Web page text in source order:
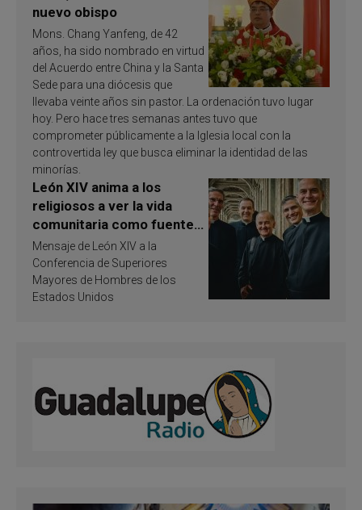
nuevo obispo
Mons. Chang Yanfeng, de 42
años, ha sido nombrado en virtud
del Acuerdo entre China y la Santa
Sede para una diócesis que
llevaba veinte años sin pastor. La ordenación tuvo lugar
hoy. Pero hace tres semanas antes tuvo que
comprometer públicamente a la Iglesia local con la
controvertida ley que busca eliminar la identidad de las
minorías.
León XIV anima a los
religiosos a ver la vida
comunitaria como fuente
de inspiración y
santificación
Mensaje de León XIV a la
Conferencia de Superiores
Mayores de Hombres de los
Estados Unidos